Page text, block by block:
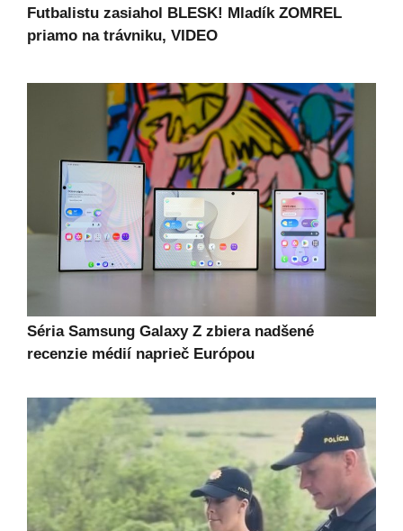
Futbalistu zasiahol BLESK! Mladík ZOMREL
priamo na trávniku, VIDEO
Séria Samsung Galaxy Z zbiera nadšené
recenzie médií naprieč Európou